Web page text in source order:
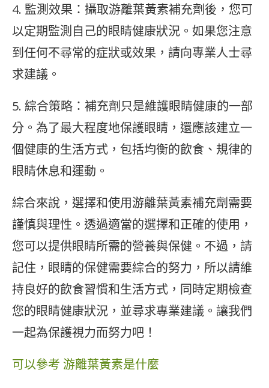
4. 監測效果：攝取游離葉黃素補充劑後，您可
以定期監測自己的眼睛健康狀況。如果您注意
到任何不尋常的症狀或效果，請向專業人士尋
求建議。
5. 綜合策略：補充劑只是維護眼睛健康的一部
分。為了最大程度地保護眼睛，還應該建立一
個健康的生活方式，包括均衡的飲食、規律的
眼睛休息和運動。
綜合來說，選擇和使用游離葉黃素補充劑需要
謹慎與理性。透過適當的選擇和正確的使用，
您可以提供眼睛所需的營養與保健。不過，請
記住，眼睛的保健需要綜合的努力，所以請維
持良好的飲食習慣和生活方式，同時定期檢查
您的眼睛健康狀況，並尋求專業建議。讓我們
一起為保護視力而努力吧！
可以參考 游離葉黃素是什麼